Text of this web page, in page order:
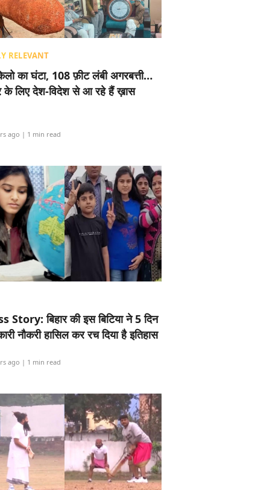
RELEVANT
का घंटा, 108 फ़ीट लंबी अगरबत्ती…
के लिए देश-विदेश से आ रहे हैं ख़ास
ago | 1 min read
Story: बिहार की इस बिटिया ने 5 दिन
नौकरी हासिल कर रच दिया है इतिहास
ago | 1 min read